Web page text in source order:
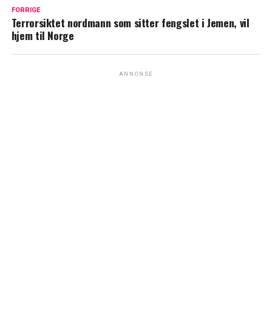
FORRIGE
Terrorsiktet nordmann som sitter fengslet i Jemen, vil
hjem til Norge
ANNONSE